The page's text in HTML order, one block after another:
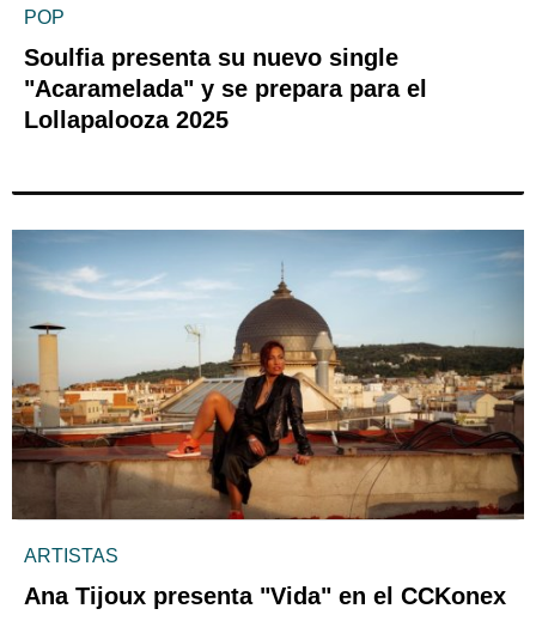
POP
Soulfia presenta su nuevo single
"Acaramelada" y se prepara para el
Lollapalooza 2025
ARTISTAS
Ana Tijoux presenta "Vida" en el CCKonex